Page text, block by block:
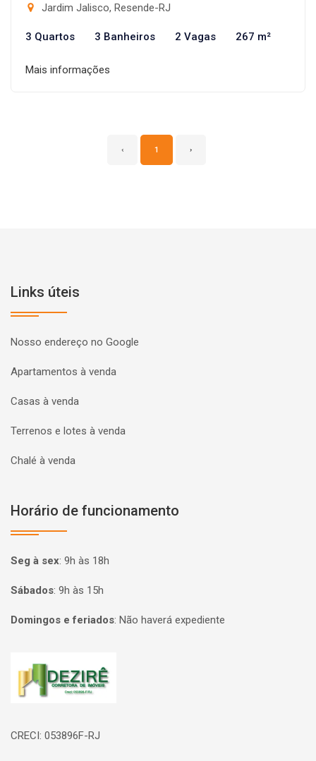
Jardim Jalisco, Resende-RJ
3 Quartos 3 Banheiros 2 Vagas 267 m²
Mais informações
‹ 1 ›
Links úteis
Nosso endereço no Google
Apartamentos à venda
Casas à venda
Terrenos e lotes à venda
Chalé à venda
Horário de funcionamento
Seg à sex: 9h às 18h
Sábados: 9h às 15h
Domingos e feriados: Não haverá expediente
Página inicial
CRECI: 053896F-RJ